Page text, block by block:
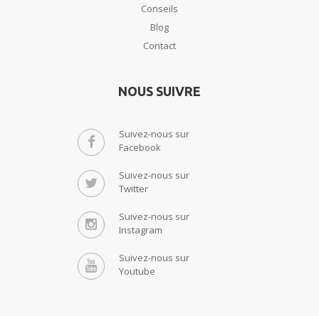
Conseils
Blog
Contact
NOUS SUIVRE
Suivez-nous sur
Facebook
Suivez-nous sur
Twitter
Suivez-nous sur
Instagram
Suivez-nous sur
Youtube